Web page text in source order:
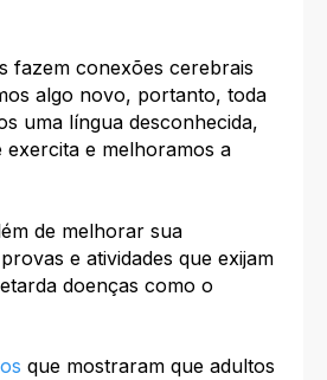
fazem conexões cerebrais
algo novo, portanto, toda
uma língua desconhecida,
e melhoramos a
de melhorar sua
e atividades que exijam
doenças como o
que mostraram que adultos